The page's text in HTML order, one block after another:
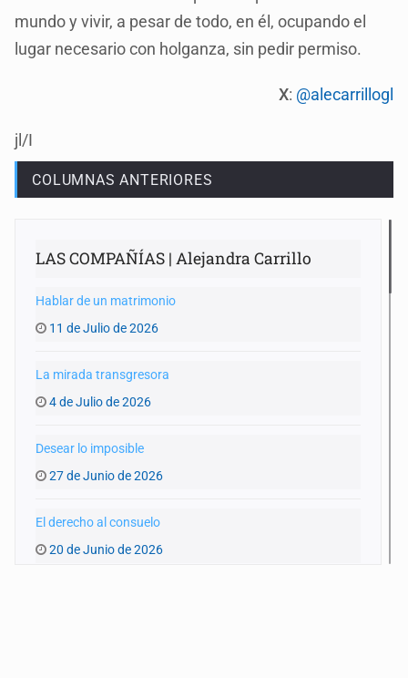
mundo y vivir, a pesar de todo, en él, ocupando el
lugar necesario con holganza, sin pedir permiso.
X: @alecarrillogl
jl/I
COLUMNAS ANTERIORES
LAS COMPAÑÍAS | Alejandra Carrillo
Hablar de un matrimonio
11 de Julio de 2026
La mirada transgresora
4 de Julio de 2026
Desear lo imposible
27 de Junio de 2026
El derecho al consuelo
20 de Junio de 2026